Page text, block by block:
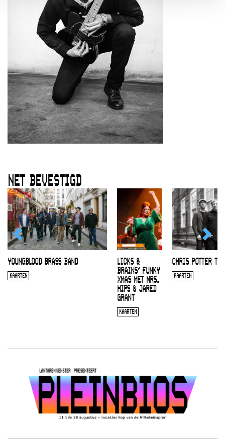
NET BEVESTIGD
YOUNGBLOOD BRASS BAND
KAARTEN
LICKS &
BRAINS’ FUNKY
XMAS MET MRS.
HIPS & JARED
GRANT
KAARTEN
CHRIS POTTER
KAARTEN